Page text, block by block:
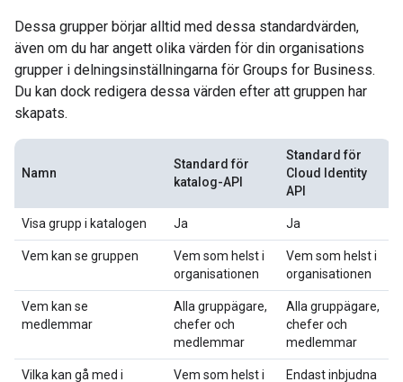
Dessa grupper börjar alltid med dessa standardvärden,
även om du har angett olika värden för din organisations
grupper i delningsinställningarna för Groups for Business.
Du kan dock redigera dessa värden efter att gruppen har
skapats.
Namn
Standard för
katalog-API
Standard för
Cloud Identity
API
Visa grupp i katalogen Ja Ja
Vem kan se gruppen
Vem som helst i
organisationen
Vem som helst i
organisationen
Vem kan se
medlemmar
Alla gruppägare,
chefer och
medlemmar
Alla gruppägare,
chefer och
medlemmar
Vilka kan gå med i
Vem som helst i
Endast inbjudna